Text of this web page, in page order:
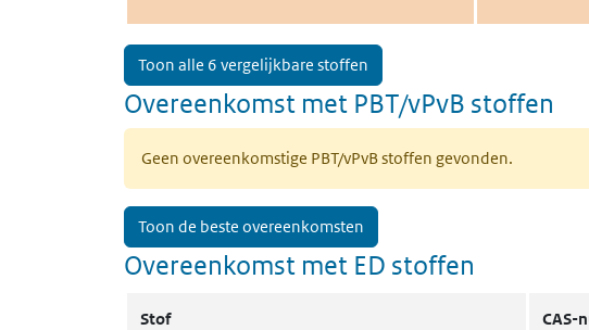
Toon alle 6 vergelijkbare stoffen
Overeenkomst met PBT/vPvB stoffen
Geen overeenkomstige PBT/vPvB stoffen gevonden.
Toon de beste overeenkomsten
Overeenkomst met ED stoffen
Stof CAS-